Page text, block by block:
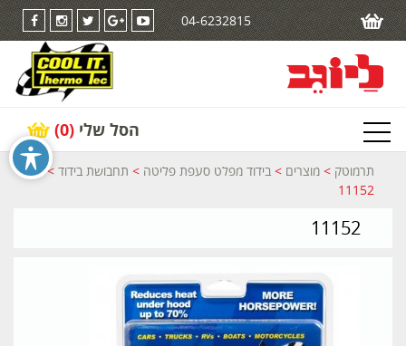
04-6232815
הסל שלי (0)
תרמוטק > מוצרים > בידוד מפלט סעפת פליטה > תחבושת בידוד >
11152
11152